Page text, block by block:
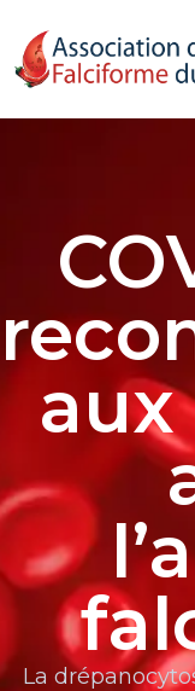
La